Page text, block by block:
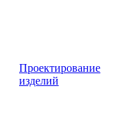
Проектирование
изделий